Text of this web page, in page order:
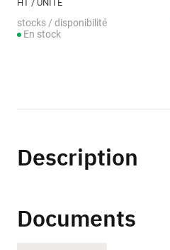
HT / UNITÉ
stocks / disponibilité
En stock
Description
Documents